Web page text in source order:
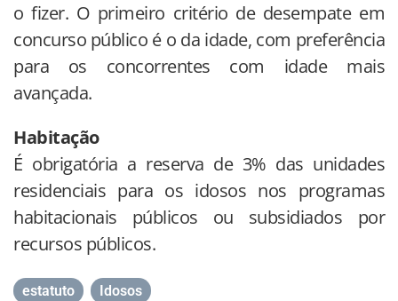
o fizer. O primeiro critério de desempate em
concurso público é o da idade, com preferência
para os concorrentes com idade mais
avançada.
Habitação
É obrigatória a reserva de 3% das unidades
residenciais para os idosos nos programas
habitacionais públicos ou subsidiados por
recursos públicos.
estatuto Idosos